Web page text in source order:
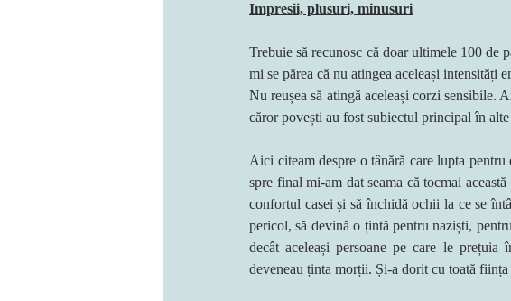
Impresii, plusuri, minusuri
Trebuie să recunosc că doar ultimele 100
mi se părea că nu atingea aceleași intensități
Nu reușea să atingă aceleași corzi sensibile.
căror povești au fost subiectul principal în alte
Aici citeam despre o tânără care lupta
spre final mi-am dat seama că tocmai
confortul casei și să închidă ochii la ce se
pericol, să devină o țintă pentru naziști,
decât aceleași persoane pe care le
deveneau ținta morții. Și-a dorit cu toată ființa